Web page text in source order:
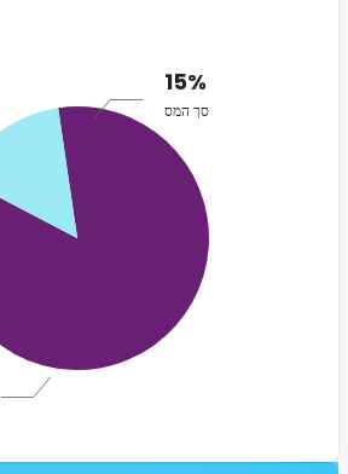
15%
סך המס